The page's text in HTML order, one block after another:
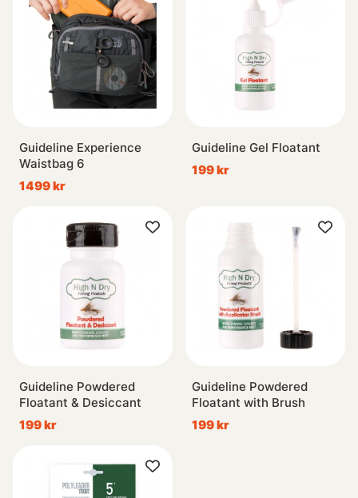
Guideline Experience
Waistbag 6
1499 kr
Guideline Gel Floatant
199 kr
Guideline Powdered
Floatant & Desiccant
199 kr
Guideline Powdered
Floatant with Brush
199 kr